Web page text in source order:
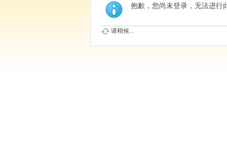
抱歉，您尚未登录，无法进行
请稍候...